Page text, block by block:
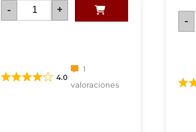
- +
4.0
1
valoraciones
-